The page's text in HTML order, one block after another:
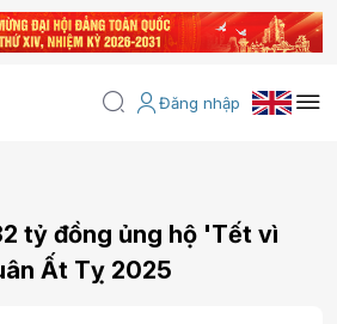
Đăng nhập
tỷ đồng ủng hộ 'Tết vì
Ất Tỵ 2025